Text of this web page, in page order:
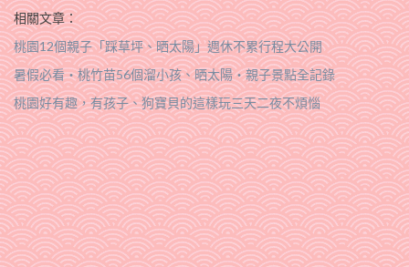
相關文章：
桃園12個親子「踩草坪、晒太陽」週休不累行程大公開
暑假必看‧桃竹苗56個溜小孩、晒太陽‧親子景點全記錄
桃園好有趣，有孩子、狗寶貝的這樣玩三天二夜不煩惱